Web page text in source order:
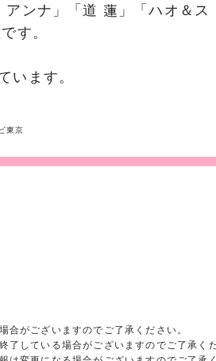
ンナ」「道 蓮」「ハオ＆ス
す。
います。
東京
がございますのでご了承ください。
している場合がございますのでご了承くだ